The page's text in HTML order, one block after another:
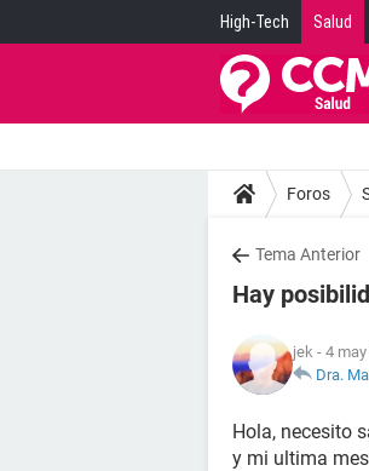
High-Tech Salud
Foros
Tema Anterior
Hay
jek - 4
Dra.
Hola, necesito
y mi ultima